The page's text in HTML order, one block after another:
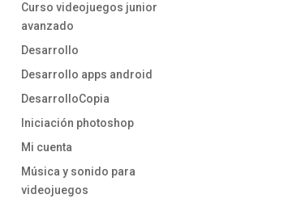
Curso videojuegos junior
avanzado
Desarrollo
Desarrollo apps android
DesarrolloCopia
Iniciación photoshop
Mi cuenta
Música y sonido para
videojuegos